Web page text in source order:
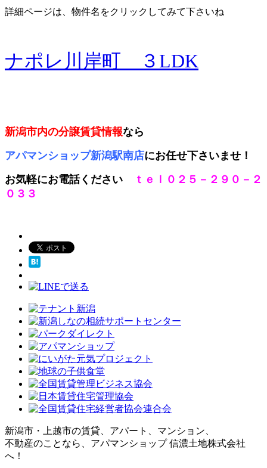
詳細ページは、物件名をクリックしてみて下さいね
ナポレ川岸町 ３LDK
新潟市内の分譲賃貸情報なら
アパマンショップ新潟駅南店にお任せ下さいませ！
お気軽にお電話ください
ｔｅｌ０２５－２９０－２
０３３
新潟市・上越市の賃貸、アパート、マンション、
不動産のことなら、アパマンショップ 信濃土地株式会社
へ！